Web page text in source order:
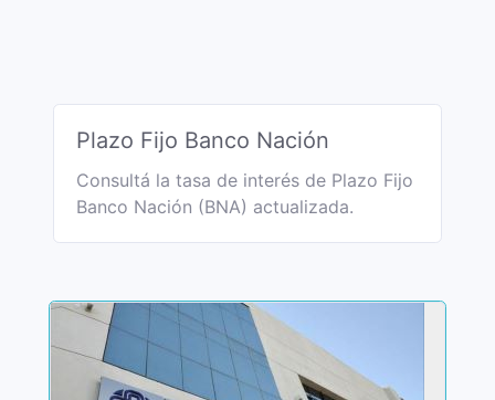
Plazo Fijo Banco Nación
Consultá la tasa de interés de Plazo Fijo
Banco Nación (BNA) actualizada.